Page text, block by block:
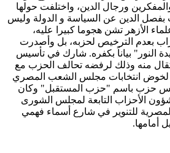
ورجال الدين، واختلفت حولها
بفصل الدين عن السياسة و الدولة وليس
الأزهر تشن هجوما كبيرا عليه،
بعدم الترخيص لحزبه، بل وأصدرت
في 1992 "بجريدة النور" بياناً بكفره. شارك في تأسيس
منه وذلك لرفضه تحالف الحزب مع
لخوض انتخابات مجلس الشعب المصري
تأسيس حزب باسم "حزب المستقبل" وكان
الأحزاب التابعة لمجلس الشورى
للتنوير في شارع أسماء فهمي
أمامها.